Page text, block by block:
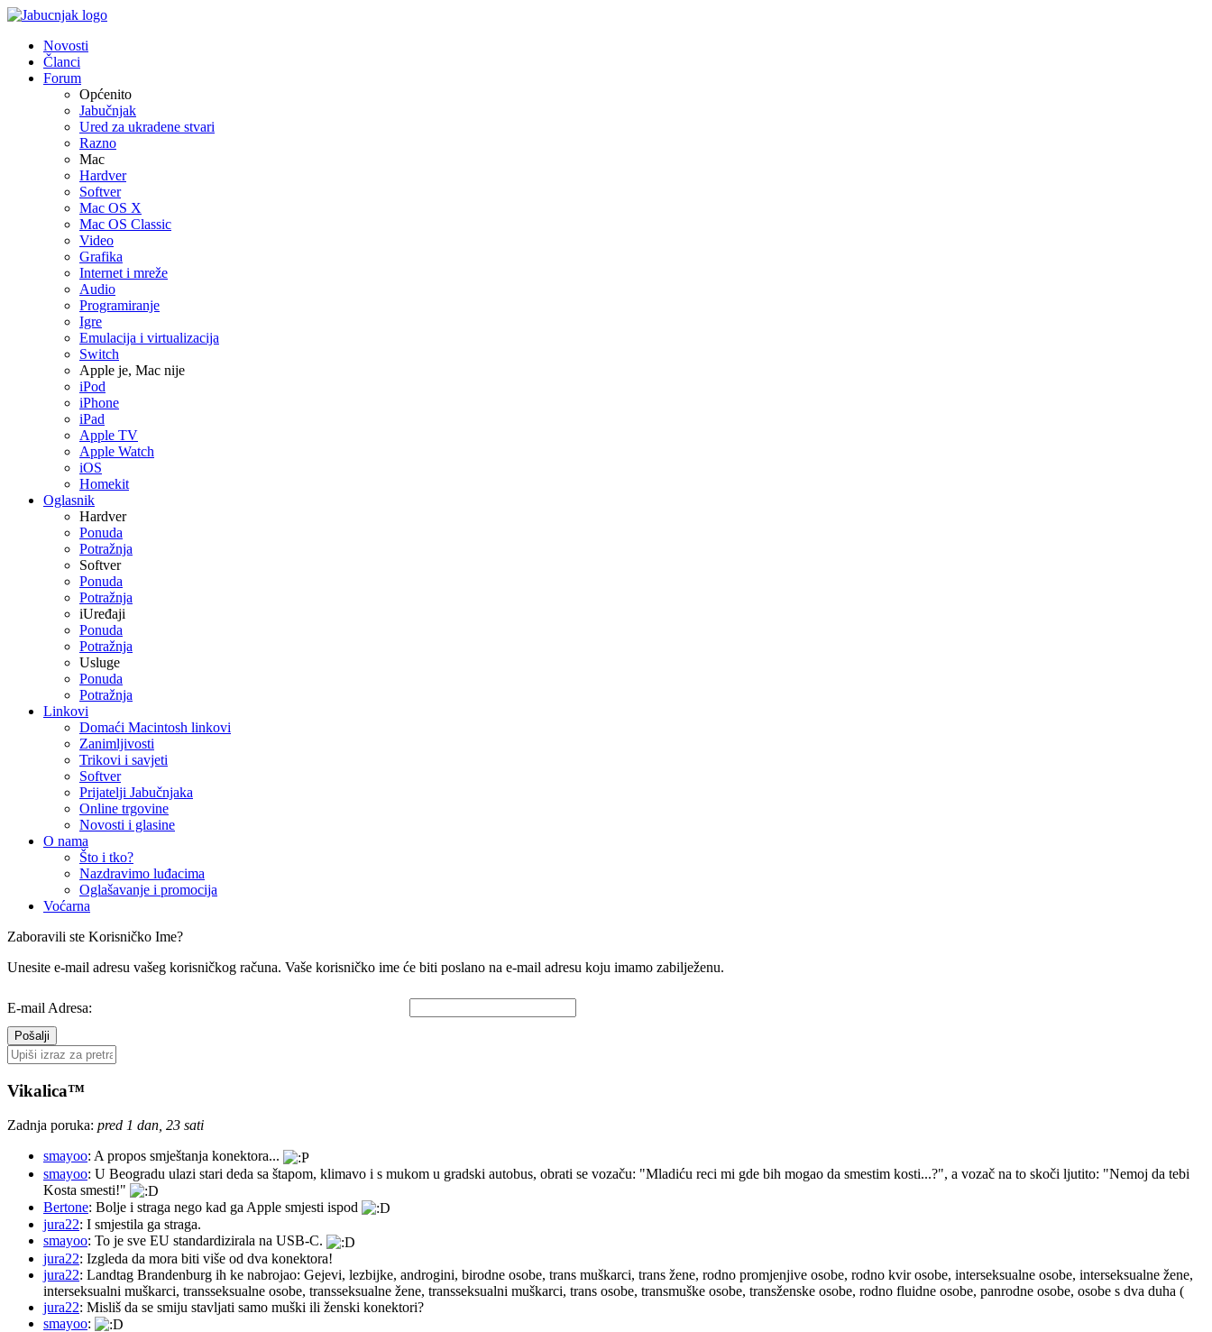
Novosti
Članci
Forum
Općenito
Jabučnjak
Ured za ukradene stvari
Razno
Mac
Hardver
Softver
Mac OS X
Mac OS Classic
Video
Grafika
Internet i mreže
Audio
Programiranje
Igre
Emulacija i virtualizacija
Switch
Apple je, Mac nije
iPod
iPhone
iPad
Apple TV
Apple Watch
iOS
Homekit
Oglasnik
Hardver
Ponuda
Potražnja
Softver
Ponuda
Potražnja
iUređaji
Ponuda
Potražnja
Usluge
Ponuda
Potražnja
Linkovi
Domaći Macintosh linkovi
Zanimljivosti
Trikovi i savjeti
Softver
Prijatelji Jabučnjaka
Online trgovine
Novosti i glasine
O nama
Što i tko?
Nazdravimo luđacima
Oglašavanje i promocija
Voćarna
Zaboravili ste Korisničko Ime?
Unesite e-mail adresu vašeg korisničkog računa. Vaše korisničko ime će biti poslano na e-mail adresu koju imamo zabilježenu.
E-mail Adresa:
Pošalji
Vikalica™
Zadnja poruka: pred 1 dan, 23 sati
smayoo: A propos smještanja konektora...
smayoo: U Beogradu ulazi stari deda sa štapom, klimavo i s mukom u gradski autobus, obrati se vozaču: "Mladiću reci mi gde bih mogao da smestim kosti...?", a vozač na to skoči ljutito: "Nemoj da tebi
Kosta smesti!"
Bertone: Bolje i straga nego kad ga Apple smjesti ispod
jura22: I smjestila ga straga.
smayoo: To je sve EU standardizirala na USB-C.
jura22: Izgleda da mora biti više od dva konektora!
jura22: Landtag Brandenburg ih ke nabrojao: Gejevi, lezbijke, androgini, birodne osobe, trans muškarci, trans žene, rodno promjenjive osobe, rodno kvir osobe, interseksualne osobe, interseksualne žene,
interseksualni muškarci, transseksualne osobe, transseksualne žene, transseksualni muškarci, trans osobe, transmuške osobe, transženske osobe, rodno fluidne osobe, panrodne osobe, osobe s dva duha (
jura22: Misliš da se smiju stavljati samo muški ili ženski konektori?
smayoo: